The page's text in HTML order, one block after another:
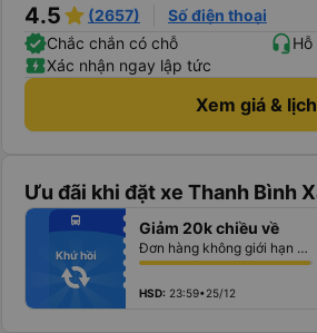
4.5 (2657)
Số điện thoại
Chắc chắn có chỗ
Xác nhận ngay lập tức
Xem giá &
Ưu đãi khi đặt xe Thanh Bình
fiber_manual_record
fiber_manual_record
fiber_manual_record
fiber_manual_record
fiber_manual_record
fiber_manual_record
fiber_manual_record
directions_bus
Khứ hồi
Giảm 20k chiều về
Đơn hàng không giới hạn số lượng vé
HSD: 23:59•25/12